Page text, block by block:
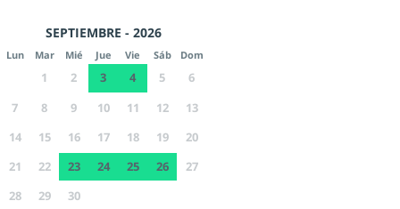
SEPTIEMBRE - 2026
Lun Mar Mié Jue Vie Sáb Dom
1 2 3 4 5
6
7
8 9 10 11 12
13
14
15 16 17 18 19
20
21
22 23 24 25 26
27
28
29 30